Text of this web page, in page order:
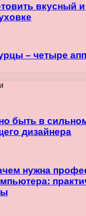
вкусный
– четыре
быть в
дизайнера
нужна